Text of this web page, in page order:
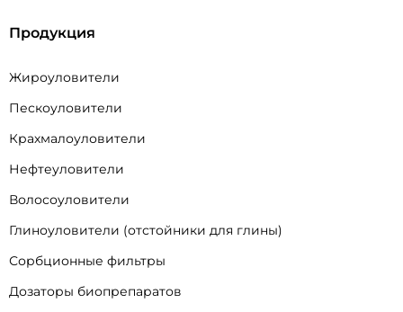
Продукция
Жироуловители
Пескоуловители
Крахмалоуловители
Нефтеуловители
Волосоуловители
Глиноуловители (отстойники для глины)
Сорбционные фильтры
Дозаторы биопрепаратов